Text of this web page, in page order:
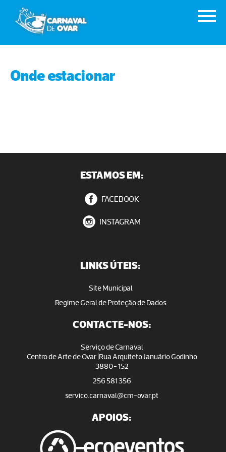
Onde estacionar
ESTAMOS EM:
FACEBOOK
INSTAGRAM
LINKS ÚTEIS:
Site Municipal
Regime Geral de Proteção de Dados
CONTACTE-NOS:
Serviço de Carnaval
Centro de Arte de Ovar |Rua Arquiteto Januário Godinho
3880- 152
256 581 356
servico.carnaval@cm-ovar.pt
APOIOS: